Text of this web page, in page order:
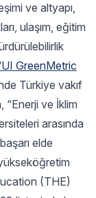
ve altyapı,
ulaşım, eğitim
GreenMetric
Türkiye vakıf
“Enerji ve İklim
arasında
elde
(THE)